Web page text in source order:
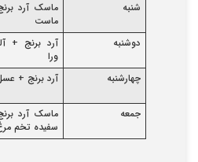
شنبه
ماسک آرد
ماست
دوشنبه
آرد برنج +
ورا
چهارشنبه آرد برنج +
جمعه
ماسک آرد
سفیده تخم